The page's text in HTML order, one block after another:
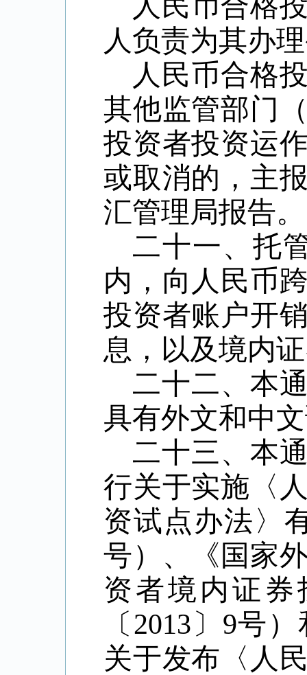
人负责为其办
人民币合格
其他监管部门
投资者投资运
或取消的，主
汇管理局报告。
二十一、托
内，向人民币
投资者账户开
息，以及境内
二十二、本
具有外文和中
二十三、本
行关于实施〈
资试点办法〉
号）、《国家
资者境内证
〔2013〕9号
关于发布〈人